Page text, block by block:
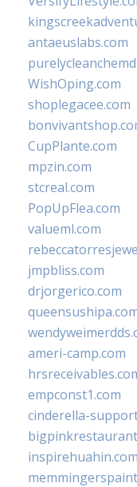
antaeuslabs.com
WishOping.com
shoplegacee.com
CupPlante.com
mpzin.com
stcreal.com
PopUpFlea.com
valueml.com
jmpbliss.com
drjorgerico.com
ameri-camp.com
empconst1.com
cinderella-
inspirehuahin.com